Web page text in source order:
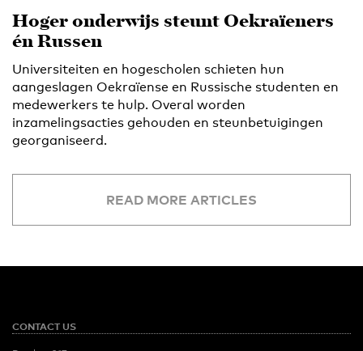
Hoger onderwijs steunt Oekraïeners
én Russen
Universiteiten en hogescholen schieten hun
aangeslagen Oekraïense en Russische studenten en
medewerkers te hulp. Overal worden
inzamelingsacties gehouden en steunbetuigingen
georganiseerd.
READ MORE ARTICLES
CONTACT US